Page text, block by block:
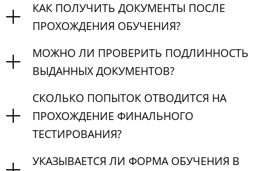
КАК ПОЛУЧИТЬ ДОКУМЕНТЫ ПОСЛЕ
ПРОХОЖДЕНИЯ ОБУЧЕНИЯ?
МОЖНО ЛИ ПРОВЕРИТЬ ПОДЛИННОСТЬ
ВЫДАННЫХ ДОКУМЕНТОВ?
СКОЛЬКО ПОПЫТОК ОТВОДИТСЯ НА
ПРОХОЖДЕНИЕ ФИНАЛЬНОГО
ТЕСТИРОВАНИЯ?
УКАЗЫВАЕТСЯ ЛИ ФОРМА ОБУЧЕНИЯ В